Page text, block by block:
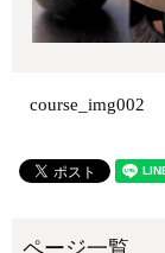
course_img002